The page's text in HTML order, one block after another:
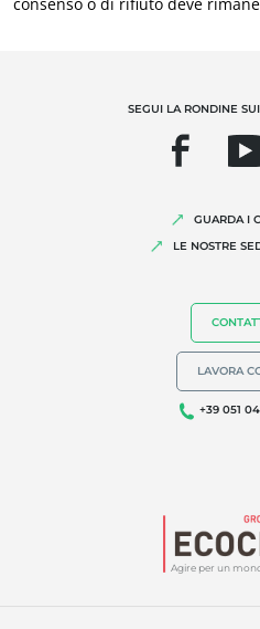
Responsabilità Sociale
Dichiarazioni ambientali
Agire per un
SEGUI LA RONDINE
GUARDA I
LE NOSTRE
LAVORA
+39 051